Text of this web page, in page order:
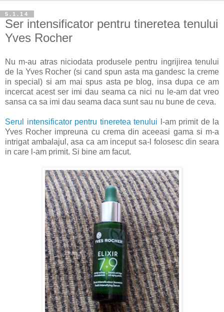
5.1.14
Ser intensificator pentru tineretea tenului
Yves Rocher
Nu m-au atras niciodata produsele pentru ingrijirea tenului
de la Yves Rocher (si cand spun asta ma gandesc la creme
in special) si am mai spus asta pe blog, insa dupa ce am
incercat acest ser imi dau seama ca nici nu le-am dat vreo
sansa ca sa imi dau seama daca sunt sau nu bune de ceva.
Serul intensificator pentru tineretea tenului l-am primit de la
Yves Rocher impreuna cu crema din aceeasi gama si m-a
intrigat ambalajul, asa ca am inceput sa-l folosesc din seara
in care l-am primit. Si bine am facut.